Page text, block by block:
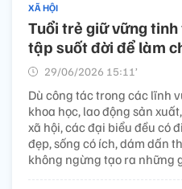
XÃ HỘI
Tuổi trẻ giữ vững
tập suốt đời để làm
29/06/2026 15:11’
Dù công tác trong các lĩnh
khoa học, lao động sản
xã hội, các đại biểu đều có
đẹp, sống có ích, dám dấn
không ngừng tạo ra những